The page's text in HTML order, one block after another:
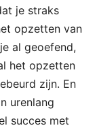
je straks
opzetten van
al geoefend,
het opzetten
zijn. En
urenlang
succes met